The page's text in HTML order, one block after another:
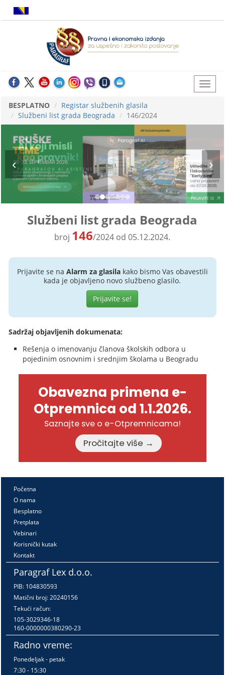
BESPLATNO
Registar službenih glasila
Službeni list grada Beograda
146/2024
Službeni list grada Beograda
broj 146/2024 od 05.12.2024.
Prijavite se na Alarm za glasilakako bismo Vas obavestili
kada je objavljeno novo službeno glasilo.
Prijavite se!
Sadržaj objavljenih dokumenata:
Rešenja o imenovanju članova školskih odbora u
pojedinim osnovnim i srednjim školama u Beogradu
Obavezna primena e-
Otpremnica od 1.1.2026.
Saznajte sve o e-Otpremnicama!
Pročitajte više →
Početna
O nama
Besplatno
Pretplata
Vebinari
Korisnički kutak
Kontakt
Paragraf Lex d.o.o.
PIB: 104830593
Matični broj: 20240156
Tekući račun:
105-3029346-18
160-0000000380290-23
Radno vreme:
Ponedeljak - petak
7:30 - 15:30